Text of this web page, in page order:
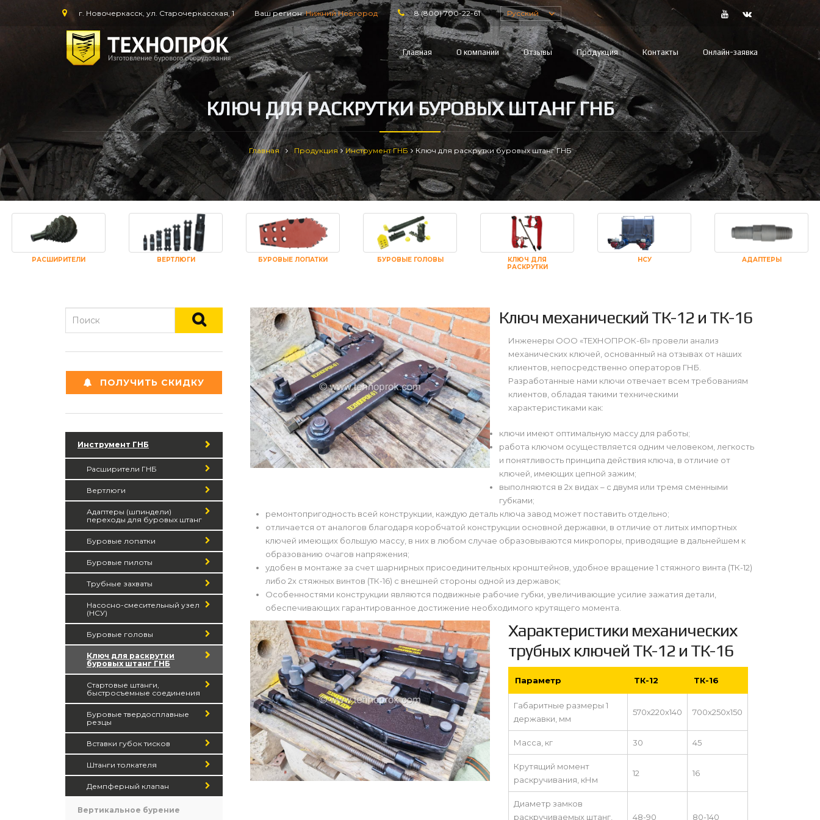
г. Новочеркасск, ул. Старочеркасская, 1 Ваш регион:Нижний Новгород 8 (800) 700-22-61 Русский
Главная О компании Отзывы Продукция Контакты Онлайн-заявка
КЛЮЧ ДЛЯ РАСКРУТКИ БУРОВЫХ ШТАНГ ГНБ
Главная Продукция Инструмент ГНБ Ключ для раскрутки буровых штанг ГНБ
РАСШИРИТЕЛИ ВЕРТЛЮГИ БУРОВЫЕ ЛОПАТКИ БУРОВЫЕ ГОЛОВЫ
КЛЮЧ ДЛЯ
РАСКРУТКИ
НСУ АДАПТЕРЫ
Ключ механический ТК-12 и ТК-16
Инженеры ООО «ТЕХНОПРОК-61» провели анализ
механических ключей, основанный на отзывах от наших
клиентов, непосредственно операторов ГНБ.
Разработанные нами ключи отвечает всем требованиям
клиентов, обладая такими техническими
характеристиками как:
ключи имеют оптимальную массу для работы;
работа ключом осуществляется одним человеком, легкость
и понятливость принципа действия ключа, в отличие от
ключей, имеющих цепной зажим;
выполняются в 2х видах – с двумя или тремя сменными
губками;
ремонтопригодность всей конструкции, каждую деталь ключа завод может поставить отдельно;
отличается от аналогов благодаря коробчатой конструкции основной державки, в отличие от литых импортных
ключей имеющих большую массу, в них в любом случае образовываются микропоры, приводящие в дальнейшем к
образованию очагов напряжения;
удобен в монтаже за счет шарнирных присоединительных кронштейнов, удобное вращение 1 стяжного винта (ТК-12)
либо 2х стяжных винтов (ТК-16) с внешней стороны одной из державок;
Особенностями конструкции являются подвижные рабочие губки, увеличивающие усилие зажатия детали,
обеспечивающих гарантированное достижение необходимого крутящего момента.
Характеристики механических
трубных ключей ТК-12 и ТК-16
Параметр ТК-12 ТК-16
Габаритные размеры 1
державки, мм
570х220х140 700х250х150
Масса, кг 30 45
Крутящий момент
раскручивания, кНм
12 16
Диаметр замков
раскручиваемых штанг,
48-90 80-140
ПОЛУЧИТЬ СКИДКУ
Инструмент ГНБ
Расширители ГНБ
Вертлюги
Адаптеры (шпиндели)
переходы для буровых штанг
Буровые лопатки
Буровые пилоты
Трубные захваты
Насосно-смесительный узел
(НСУ)
Буровые головы
Ключ для раскрутки
буровых штанг ГНБ
Стартовые штанги,
быстросъемные соединения
Буровые твердосплавные
резцы
Вставки губок тисков
Штанги толкателя
Демпферный клапан
Вертикальное бурение